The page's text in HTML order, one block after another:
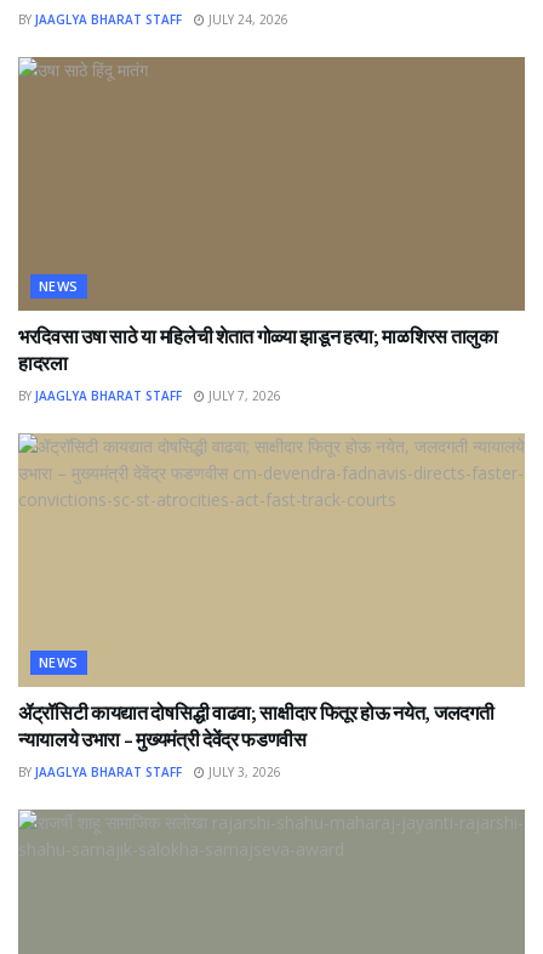
BY JAAGLYA BHARAT STAFF JULY 24, 2026
NEWS
भरदिवसा उषा साठे या महिलेची शेतात गोळ्या झाडून हत्या; माळशिरस तालुका
हादरला
BY JAAGLYA BHARAT STAFF JULY 7, 2026
NEWS
ॲट्रॉसिटी कायद्यात दोषसिद्धी वाढवा; साक्षीदार फितूर होऊ नयेत, जलदगती
न्यायालये उभारा – मुख्यमंत्री देवेंद्र फडणवीस
BY JAAGLYA BHARAT STAFF JULY 3, 2026